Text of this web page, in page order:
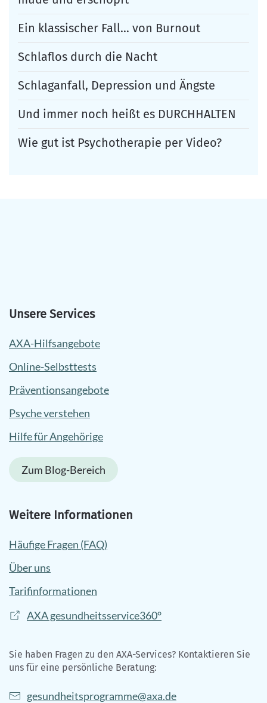
Ein klassischer Fall… von Burnout
Schlaflos durch die Nacht
Schlaganfall, Depression und Ängste
Und immer noch heißt es DURCHHALTEN
Wie gut ist Psychotherapie per Video?
Unsere Services
AXA-Hilfsangebote
Online-Selbsttests
Präventionsangebote
Psyche verstehen
Hilfe für Angehörige
Zum Blog-Bereich
Weitere Informationen
Häufige Fragen (FAQ)
Über uns
Tarifinformationen
AXA gesundheitsservice360°
Sie haben Fragen zu den AXA-Services? Kontaktieren Sie
uns für eine persönliche Beratung:
gesundheitsprogramme@axa.de